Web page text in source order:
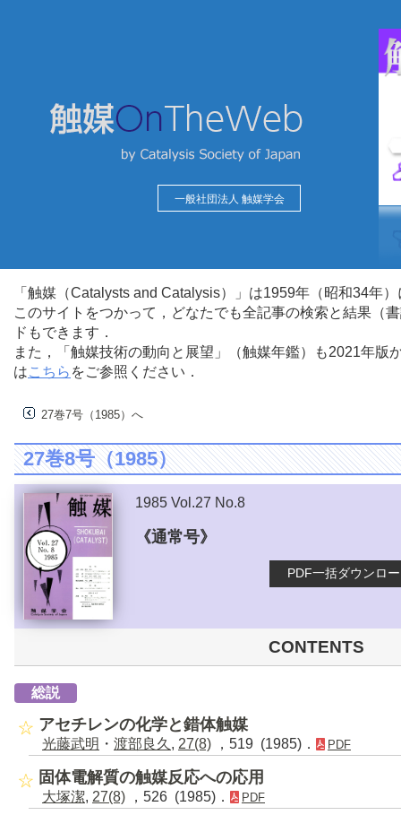
一般社団法人 触媒学会
「触媒（Catalysts and Catalysis）」は1959年（昭和34年
このサイトをつかって，どなたでも全記事の検索と結果（
ドもできます．
また，「触媒技術の動向と展望」（触媒年鑑）も2021年
はこちら をご参照ください．
27巻7号（1985）へ
27巻8号（1985）
1985 Vol.27 No.8
《通常号》
PDF一括ダウンロ
CONTENTS
総説
アセチレンの化学と錯体触媒
光藤武明 ・ 渡部良久 , 27(8) ，519 (1985)． PDF
固体電解質の触媒反応への応用
大塚潔, 27(8) ，526 (1985)． PDF